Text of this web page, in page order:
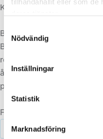
Nödvändig
Inställningar
Statistik
Marknadsföring
KONTAKT
Begär slamsugning i Partille
Behöver du hjälp med
rörinspektion i Partille?
återkommer vi snabbt
prata direkt, ring oss på
Fullständigt namn